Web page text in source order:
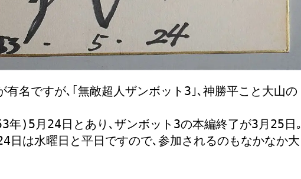
有名ですが､｢無敵超人ザンボット3｣､神勝平こと大山の
年)5月24日とあり､ザンボット3の本編終了が3月25日｡
日は水曜日と平日ですので､参加されるのもなかなか大